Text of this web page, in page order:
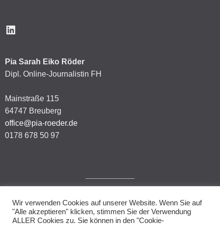
LinkedIn
Pia Sarah Eiko Röder
Dipl. Online-Journalistin FH
Mainstraße 115
64747 Breuberg
office@pia-roeder.de
0178 678 50 97
Impressum
Wir verwenden Cookies auf unserer Website. Wenn Sie auf
"Alle akzeptieren" klicken, stimmen Sie der Verwendung
ALLER Cookies zu. Sie können in den "Cookie-